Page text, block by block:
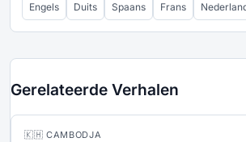
Engels Duits Spaans Frans
Gerelateerde Verhalen
🇰🇭 CAMBODJA